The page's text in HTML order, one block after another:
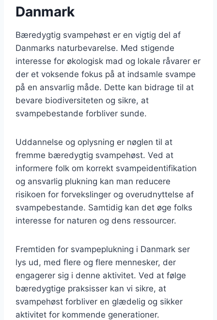
Danmark
Bæredygtig svampehøst er en vigtig del af
Danmarks naturbevarelse. Med stigende
interesse for økologisk mad og lokale råvarer er
der et voksende fokus på at indsamle svampe
på en ansvarlig måde. Dette kan bidrage til at
bevare biodiversiteten og sikre, at
svampebestande forbliver sunde.
Uddannelse og oplysning er nøglen til at
fremme bæredygtig svampehøst. Ved at
informere folk om korrekt svampeidentifikation
og ansvarlig plukning kan man reducere
risikoen for forvekslinger og overudnyttelse af
svampebestande. Samtidig kan det øge folks
interesse for naturen og dens ressourcer.
Fremtiden for svampeplukning i Danmark ser
lys ud, med flere og flere mennesker, der
engagerer sig i denne aktivitet. Ved at følge
bæredygtige praksisser kan vi sikre, at
svampehøst forbliver en glædelig og sikker
aktivitet for kommende generationer.